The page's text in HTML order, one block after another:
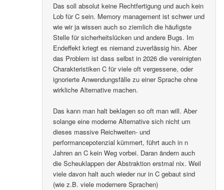
Das soll absolut keine Rechtfertigung und auch kein
Lob für C sein. Memory management ist schwer und
wie wir ja wissen auch so ziemlich die häufigste
Stelle für sicherheitslücken und andere Bugs. Im
Endeffekt kriegt es niemand zuverlässig hin. Aber
das Problem ist dass selbst in 2026 die vereinigten
Charakteristiken C für viele oft vergessene, oder
ignorierte Anwendungsfälle zu einer Sprache ohne
wirkliche Alternative machen.
Das kann man halt beklagen so oft man will. Aber
solange eine moderne Alternative sich nicht um
dieses massive Reichweiten- und
performancepotenzial kümmert, führt auch in n
Jahren an C kein Weg vorbei. Daran ändern auch
die Scheuklappen der Abstraktion erstmal nix. Weil
viele davon halt auch wieder nur in C gebaut sind
(wie z.B. viele modernere Sprachen)